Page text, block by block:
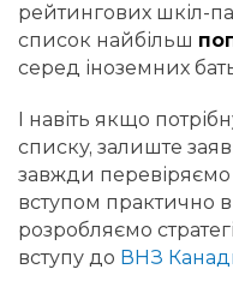
рейтингових шкіл-
список найбільш
серед іноземних
І навіть якщо
списку, залиште
завжди
вступом практично
розробляємо
вступу до ВНЗ